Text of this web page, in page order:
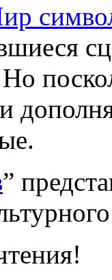
”